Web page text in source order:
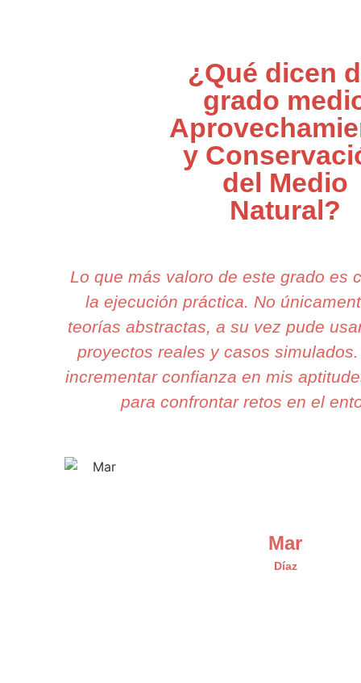
¿Qué dicen
grado
y
del Medio
Natural?
Lo que más valoro de este grado es
la ejecución práctica. No
teorías abstractas, a su vez pude
proyectos reales y casos
incrementar confianza en mis
para confrontar retos en el
Mar
Díaz